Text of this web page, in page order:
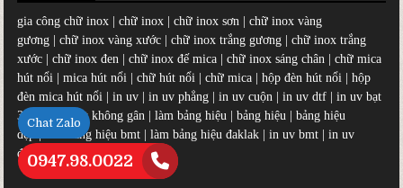
Chat Zalo
0947.98.0022
gia công chữ inox |chữ inox |chữ inox sơn |chữ inox vàng
gương |chữ inox vàng xước |chữ inox trắng gương |chữ inox trắng
xước |chữ inox đen |chữ inox đế mica |chữ inox sáng chân |chữ mica
hút nổi |mica hút nổi |chữ hút nổi |chữ mica |hộp đèn hút nổi |hộp
đèn mica hút nổi |in uv |in uv phẳng |in uv cuộn |in uv dtf |in uv bạt
3m
| in uv bạt không gân |làm bảng hiệu |bảng hiệu |bảng hiệu
đẹp
làm bảng hiệu bmt |làm bảng hiệu đaklak |in uv bmt |in uv
đaklak